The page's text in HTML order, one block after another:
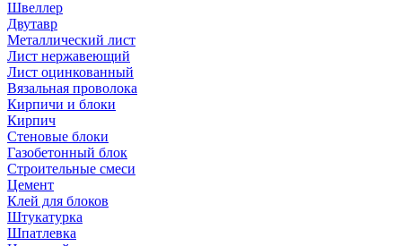
Швеллер
Двутавр
Металлический лист
Лист нержавеющий
Лист оцинкованный
Вязальная проволока
Кирпичи и блоки
Кирпич
Стеновые блоки
Газобетонный блок
Строительные смеси
Цемент
Клей для блоков
Штукатурка
Шпатлевка